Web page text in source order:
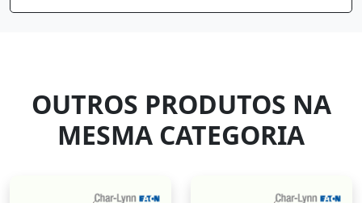
OUTROS PRODUTOS NA
MESMA CATEGORIA